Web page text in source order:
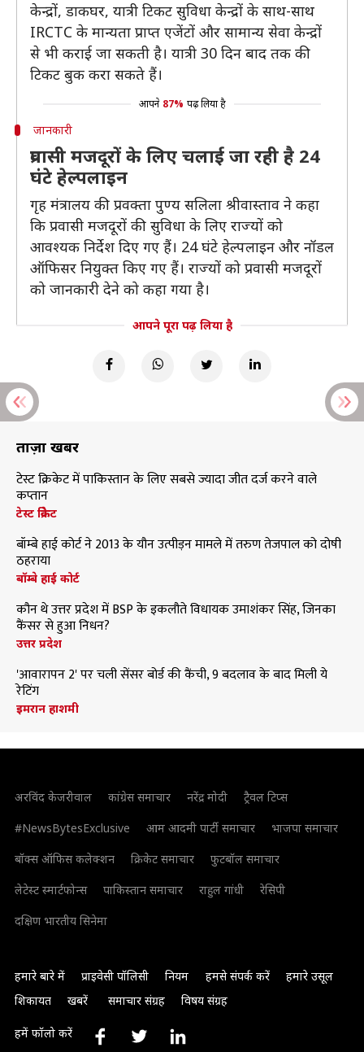
केन्द्रों, डाकघर, यात्री टिकट सुविधा केन्द्रों के साथ-साथ
IRCTC के मान्यता प्राप्त एजेंटों और सामान्य सेवा केन्द्रों
से भी कराई जा सकती है। यात्री 30 दिन बाद तक की
टिकट बुक करा सकते हैं।
आपने 87% पढ़ लिया है
जानकारी
प्रवासी मजदूरों के लिए चलाई जा रही है 24
घंटे हेल्पलाइन
गृह मंत्रालय की प्रवक्ता पुण्य सलिला श्रीवास्ताव ने कहा
कि प्रवासी मजदूरों की सुविधा के लिए राज्यों को
आवश्यक निर्देश दिए गए हैं। 24 घंटे हेल्पलाइन और नॉडल
ऑफिसर नियुक्त किए गए हैं। राज्यों को प्रवासी मजदूरों
को जानकारी देने को कहा गया है।
आपने पूरा पढ़ लिया है
ताज़ा खबरें
टेस्ट क्रिकेट में पाकिस्तान के लिए सबसे ज्यादा जीत दर्ज करने वाले
कप्तान
टेस्ट क्रिकेट
बॉम्बे हाई कोर्ट ने 2013 के यौन उत्पीड़न मामले में तरुण तेजपाल को दोषी
ठहराया
बॉम्बे हाई कोर्ट
कौन थे उत्तर प्रदेश में BSP के इकलौते विधायक उमाशंकर सिंह, जिनका
कैंसर से हुआ निधन?
उत्तर प्रदेश
'आवारापन 2' पर चली सेंसर बोर्ड की कैंची, 9 बदलाव के बाद मिली ये
रेटिंग
इमरान हाशमी
अरविंद केजरीवाल कांग्रेस समाचार नरेंद्र मोदी
ट्रैवल टिप्स
#NewsBytesExclusive
आम आदमी पार्टी समाचार
भाजपा समाचार
बॉक्स ऑफिस कलेक्शन
क्रिकेट समाचार
फुटबॉल समाचार
लेटेस्ट स्मार्टफोन्स
पाकिस्तान समाचार राहुल गांधी
रेसिपी
दक्षिण भारतीय सिनेमा
हमारे बारे में प्राइवेसी पॉलिसी नियम हमसे संपर्क करें
हमारे उसूल
शिकायत
खबरें समाचार संग्रह विषय संग्रह
हमें फॉलो करें